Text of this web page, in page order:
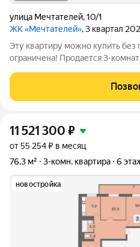
улица Мечтателей,10/1
ЖК «Мечтателей», 3 квартал
Эту квартиру можно купить без
ограничена! Продается 3-
82.2 кв.м.Дом из красного
ипотечные программы с
11 521 300 ₽
от 55 254 ₽ в месяц
76,3 м²
3-комн. квартира 6
новостройка